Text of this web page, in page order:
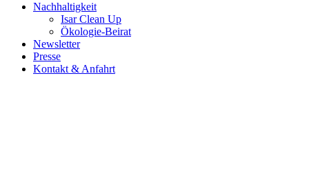
Nachhaltigkeit
Isar Clean Up
Ökologie-Beirat
Newsletter
Presse
Kontakt & Anfahrt